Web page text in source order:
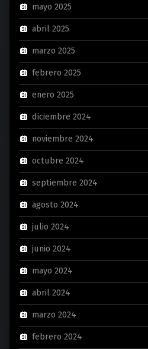
mayo 2025
abril 2025
marzo 2025
febrero 2025
enero 2025
diciembre 2024
noviembre 2024
octubre 2024
septiembre 2024
agosto 2024
julio 2024
junio 2024
mayo 2024
abril 2024
marzo 2024
febrero 2024